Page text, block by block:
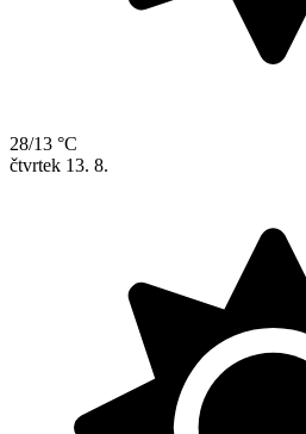
28/13 °C
čtvrtek 13. 8.